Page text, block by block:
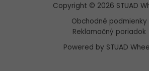
Copyright © 2026 STUAD
Obchodné podmienky
Reklamačný poriadok
Powered by STUAD